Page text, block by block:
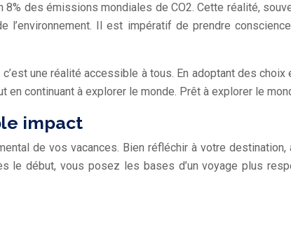
des émissions mondiales de CO2. Cette réalité,
Il est impératif de prendre
une réalité accessible à tous. En adoptant des
continuant à explorer le monde. Prêt à explorer le
impact
de vos vacances. Bien réfléchir à votre
début, vous posez les bases d’un voyage plus